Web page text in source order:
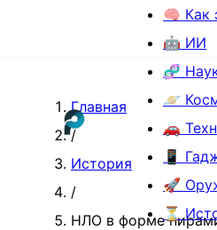
🧠 Как
🤖 ИИ
🧬
🪐
🚗
📱
🚀
⏳
Главная
/
История
/
НЛО в форме